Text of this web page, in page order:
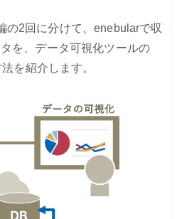
を使った空間の可視化
の2回に分けて、enebularで収
を、データ可視化ツールの
を紹介します。